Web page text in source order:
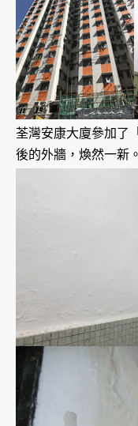
荃灣安康大廈參加了
後的外牆，煥然一新。